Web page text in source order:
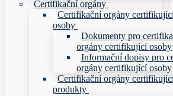
Certifikační orgány
Certifikační orgány
osoby
Dokumenty pro
orgány certifikující osoby
Informační dopisy pro
orgány certifikující osoby
Certifikační orgány
produkty